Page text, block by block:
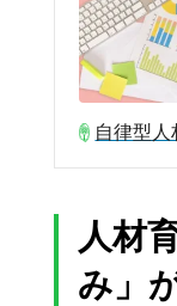
自律型
人材
み」